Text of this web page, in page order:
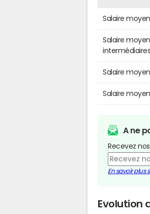
Salaire
Salaire
intermédiaires
Salaire
Salaire
A ne
Recevez
En savoir plus
Evolution